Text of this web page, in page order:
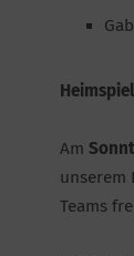
Am
unserem
Teams